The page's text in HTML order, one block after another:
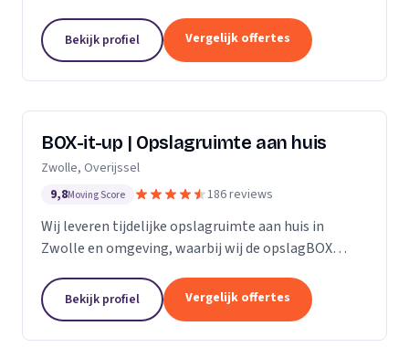
op een 5.
Bekijk profiel Vergelijk offertes
BOX-it-up | Opslagruimte aan huis
Zwolle, Overijssel
9,8Moving Score 186 reviews
Wij leveren tijdelijke opslagruimte aan huis in
Zwolle en omgeving, waarbij wij de opslagBOX
Bekijk profiel Vergelijk offertes